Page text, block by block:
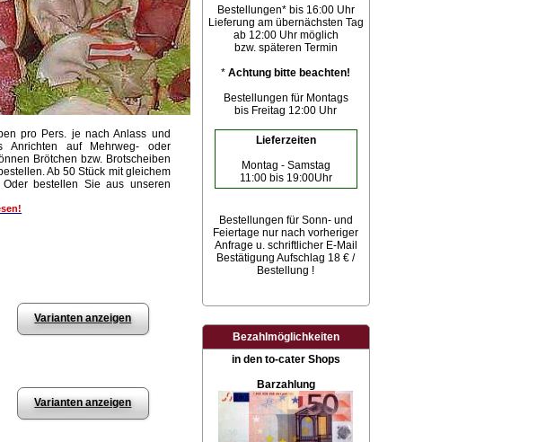
pro Pers. je nach Anlass und
Anrichten auf Mehrweg- oder
Brötchen bzw. Brotscheiben
Ab 50 Stück mit gleichem
bestellen Sie aus unseren
Varianten anzeigen
Varianten anzeigen
Bestellungen* bis 16:00 Uhr
Lieferung am übernächsten Tag
ab 12:00 Uhr möglich
bzw. späteren Termin
*Achtung bitte beachten!
Bestellungen für Montags
bis Freitag 12:00 Uhr
Lieferzeiten
Montag - Samstag
11:00 bis 19:00Uhr
Bestellungen für Sonn- und
Feiertagenur nach vorheriger
Anfrage u. schriftlicher E-Mail
Bestätigung Aufschlag 18 € /
Bestellung !
Bezahlmöglichkeiten
in den to-cater Shops
Barzahlung